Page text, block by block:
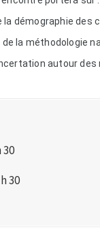
des
méthodologie
autour des
30
30